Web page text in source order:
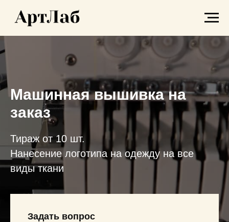
Машинная вышивка на
заказ
Тираж от 10 шт.
Нанесение логотипа на одежду на все
виды ткани
Задать вопрос